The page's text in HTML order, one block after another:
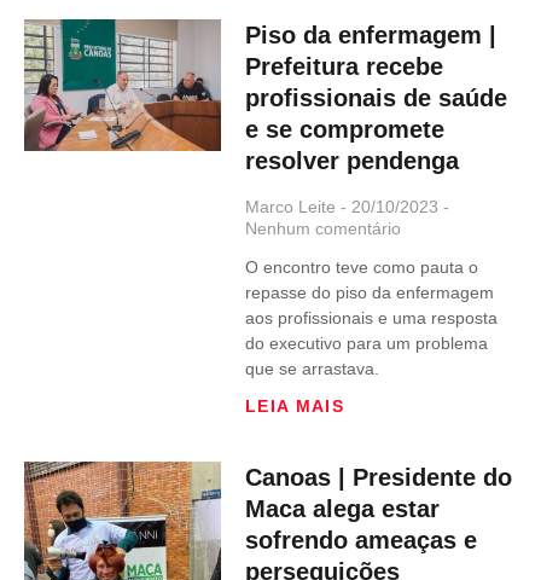
Piso da enfermagem |
Prefeitura recebe
profissionais de saúde
e se compromete
resolver pendenga
Marco Leite
20/10/2023
Nenhum comentário
O encontro teve como pauta o
repasse do piso da enfermagem
aos profissionais e uma resposta
do executivo para um problema
que se arrastava.
LEIA MAIS
Canoas | Presidente do
Maca alega estar
sofrendo ameaças e
perseguições